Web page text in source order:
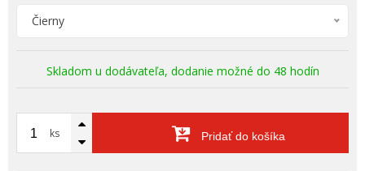
Čierny
Skladom u dodávateľa, dodanie možné do 48 hodín
ks Pridať do košíka